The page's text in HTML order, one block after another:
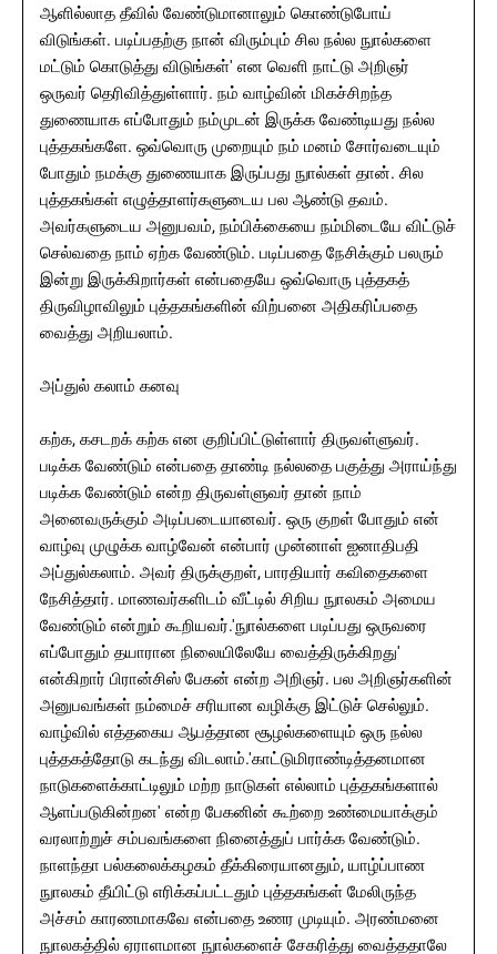
ஆளில்லாத தீவில் வேண்டுமானாலும் கொண்டுபோய்
விடுங்கள். படிப்பதற்கு நான் விரும்பும் சில நல்ல நுால்களை
மட்டும் கொடுத்து விடுங்கள்' என வெளி நாட்டு அறிஞர்
ஒருவர் தெரிவித்துள்ளார். நம் வாழ்வின் மிகச்சிறந்த
துணையாக எப்போதும் நம்முடன் இருக்க வேண்டியது நல்ல
புத்தகங்களே. ஒவ்வொரு முறையும் நம் மனம் சோர்வடையும்
போதும் நமக்கு துணையாக இருப்பது நுால்கள் தான். சில
புத்தகங்கள் எழுத்தாளர்களுடைய பல ஆண்டு தவம்.
அவர்களுடைய அனுபவம், நம்பிக்கையை நம்மிடையே விட்டுச்
செல்வதை நாம் ஏற்க வேண்டும். படிப்பதை நேசிக்கும் பலரும்
இன்று இருக்கிறார்கள் என்பதையே ஒவ்வொரு புத்தகத்
திருவிழாவிலும் புத்தகங்களின் விற்பனை அதிகரிப்பதை
வைத்து அறியலாம்.
அப்துல் கலாம் கனவு
கற்க, கசடறக் கற்க என குறிப்பிட்டுள்ளார் திருவள்ளுவர்.
படிக்க வேண்டும் என்பதை தாண்டி நல்லதை பகுத்து அராய்ந்து
படிக்க வேண்டும் என்ற திருவள்ளுவர் தான் நாம்
அனைவருக்கும் அடிப்படையானவர். ஒரு குறள் போதும் என்
வாழ்வு முழுக்க வாழ்வேன் என்பார் முன்னாள் ஐனாதிபதி
அப்துல்கலாம். அவர் திருக்குறள், பாரதியார் கவிதைகளை
நேசித்தார். மாணவர்களிடம் வீட்டில் சிறிய நுாலகம் அமைய
வேண்டும் என்றும் கூறியவர்.'நுால்களை படிப்பது ஒருவரை
எப்போதும் தயாரான நிலையிலேயே வைத்திருக்கிறது'
என்கிறார் பிரான்சிஸ் பேகன் என்ற அறிஞர். பல அறிஞர்களின்
அனுபவங்கள் நம்மைச் சரியான வழிக்கு இட்டுச் செல்லும்.
வாழ்வில் எத்தகைய ஆபத்தான சூழல்களையும் ஒரு நல்ல
புத்தகத்தோடு கடந்து விடலாம்.'காட்டுமிராண்டித்தனமான
நாடுகளைக்காட்டிலும் மற்ற நாடுகள் எல்லாம் புத்தகங்களால்
ஆளப்படுகின்றன' என்ற பேகனின் கூற்றை உண்மையாக்கும்
வரலாற்றுச் சம்பவங்களை நினைத்துப் பார்க்க வேண்டும்.
நாளந்தா பல்கலைக்கழகம் தீக்கிரையானதும், யாழ்ப்பாண
நுாலகம் தீயிட்டு எரிக்கப்பட்டதும் புத்தகங்கள் மேலிருந்த
அச்சம் காரணமாகவே என்பதை உணர முடியும். அரண்மனை
நுாலகத்தில் ஏராளமான நுால்களைச் சேகரித்து வைத்ததாலே